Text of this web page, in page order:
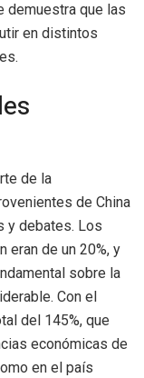
demuestra que las
en distintos
de la
de China
y debates. Los
eran de un 20%, y
sobre la
Con el
del 145%, que
económicas de
en el país